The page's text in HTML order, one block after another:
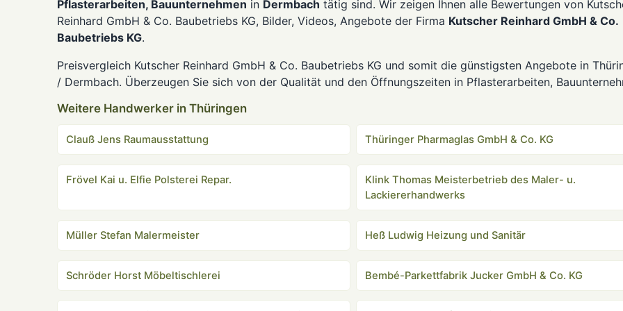
Pflasterarbeiten, Bauunternehmen in Dermbach tätig sind. Wir zeigen Ihnen alle Bewertungen von
Reinhard GmbH & Co. Baubetriebs KG, Bilder, Videos, Angebote der Firma Kutscher Reinhard GmbH & Co.
Baubetriebs KG.
Preisvergleich Kutscher Reinhard GmbH & Co. Baubetriebs KG und somit die günstigsten Angebote in
/ Dermbach. Überzeugen Sie sich von der Qualität und den Öffnungszeiten in Pflasterarbeiten,
Weitere Handwerker in Thüringen
Clauß Jens Raumausstattung Thüringer Pharmaglas GmbH & Co. KG
Frövel Kai u. Elfie Polsterei Repar.
Klink Thomas Meisterbetrieb des Maler- u.
Lackiererhandwerks
Müller Stefan Malermeister Heß Ludwig Heizung und Sanitär
Schröder Horst Möbeltischlerei Bembé-Parkettfabrik Jucker GmbH & Co. KG